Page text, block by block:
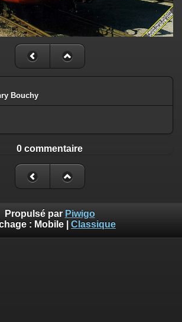
Bouchy
0 commentaire
Propulsé par Piwigo
: Mobile Classique